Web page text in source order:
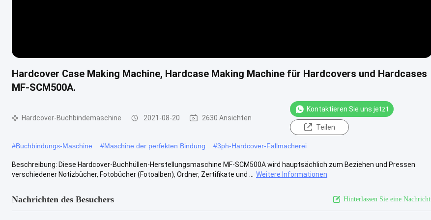
Hardcover Case Making Machine, Hardcase Making Machine für Hardcovers und Hardcases
MF-SCM500A.
Hardcover-Buchbindemaschine 2021-08-20 2630 Ansichten
Kontaktieren Sie uns jetzt
Teilen
#Buchbindungs-Maschine #Maschine der perfekten Bindung #3ph-Hardcover-Fallmacherei
Beschreibung: Diese Hardcover-Buchhüllen-Herstellungsmaschine MF-SCM500A wird hauptsächlich zum Beziehen und Pressen
verschiedener Notizbücher, Fotobücher (Fotoalben), Ordner, Zertifikate und ...
Weitere Informationen
Nachrichten des Besuchers Hinterlassen Sie eine Nachricht.